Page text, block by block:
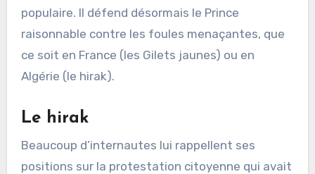
populaire. Il défend désormais le Prince
raisonnable contre les foules menaçantes, que
ce soit en France (les Gilets jaunes) ou en
Algérie (le hirak).
Le hirak
Beaucoup d’internautes lui rappellent ses
positions sur la protestation citoyenne qui avait